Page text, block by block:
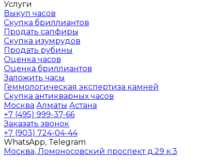
Услуги
Выкуп часов
Скупка бриллиантов
Продать сапфиры
Скупка изумрудов
Продать рубины
Оценка часов
Оценка бриллиантов
Заложить часы
Геммологическая экспертиза камней
Скупка антикварных часов
Москва Алматы Астана
+7 (495) 999-37-66
Заказать звонок
+7 (903) 724-04-44
WhatsApp, Telegram
Москва, Ломоносовский проспект д.29 к.3